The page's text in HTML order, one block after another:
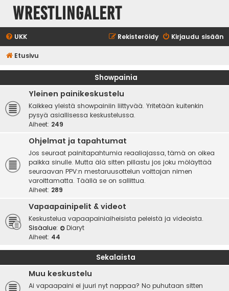
WrestlingAlert
UKK Kirjaudu sisään
Rekisteröidy
Etusivu
Showpainia
Yleinen painikeskustelu
Kaikkea yleistä showpainiin liittyvää. Yritetään kuitenkin
pysyä asiallisessa keskustelussa.
Aiheet: 249
Ohjelmat ja tapahtumat
Jos seuraat painitapahtumia reaaliajassa, tämä on oikea
paikka sinulle. Mutta älä sitten pillastu jos joku möläyttää
seuraavan PPV:n mestaruusottelun voittajan nimen
varoittamatta. Täällä se on sallittua.
Aiheet: 289
Vapaapainipelit & videot
Keskustelua vapaapainiaiheisista peleistä ja videoista.
Sisäalue:
Diaryt
Aiheet: 44
Sekalaista
Muu keskustelu
Ai vapaapaini ei juuri nyt nappaa? No puhutaan sitten